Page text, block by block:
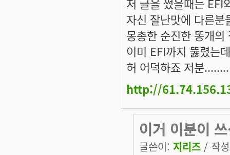
자신 잘난맛에 다른
몽총한 순진한 똥개
이미 EFI까지 뚫렸는
허 어덕하죠 저분........
http://
이거 이분이
글쓴이: 지리즈 / 작